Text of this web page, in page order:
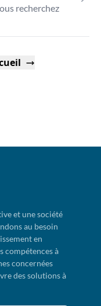
recherchez
et une société
au besoin
en
compétences à
concernées
des solutions à